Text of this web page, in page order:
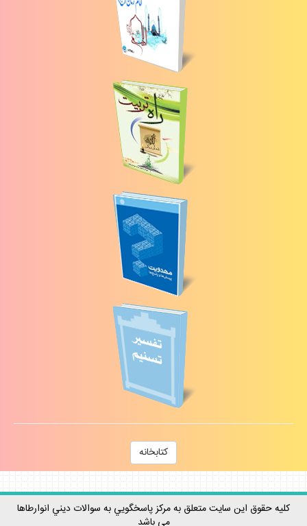
كتابخانه
كليه حقوق اين سايت متعلق به مركز پاسخگويي به سوالات ديني انوارطاها